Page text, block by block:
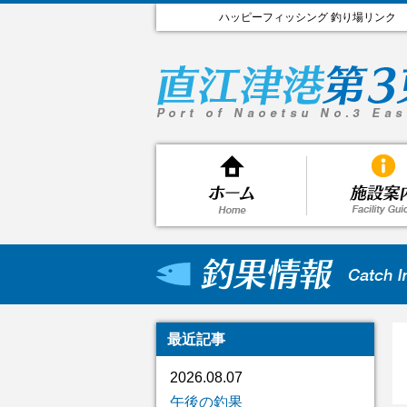
ハッピーフィッシング 釣り場リンク
最近記事
2026.08.07
午後の釣果